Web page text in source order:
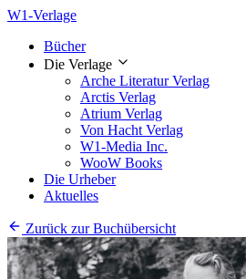
W1-Verlage
Bücher
Die Verlage
Arche Literatur Verlag
Arctis Verlag
Atrium Verlag
Von Hacht Verlag
W1-Media Inc.
WooW Books
Die Urheber
Aktuelles
Zurück zur Buchübersicht